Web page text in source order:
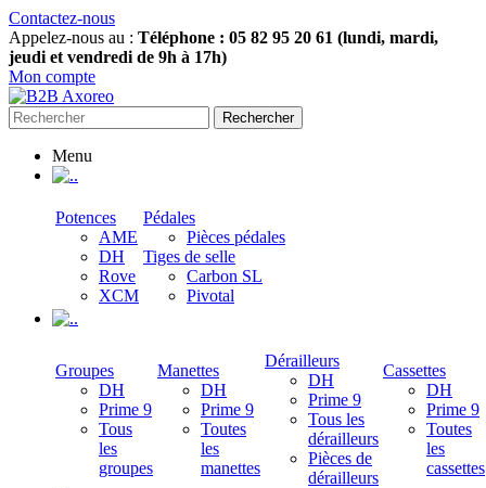
Contactez-nous
Appelez-nous au : Téléphone : 05 82 95 20 61 (lundi, mardi,
jeudi et vendredi de 9h à 17h)
Mon compte
Rechercher
Menu
.
Potences
AME
DH
Rove
XCM
Pédales
Pièces pédales
Tiges de selle
Carbon SL
Pivotal
.
Groupes
DH
Prime 9
Tous
les
groupes
Manettes
DH
Prime 9
Toutes
les
manettes
Dérailleurs
DH
Prime 9
Tous les
dérailleurs
Pièces de
dérailleurs
Cassettes
DH
Prime 9
Toutes
les
cassettes